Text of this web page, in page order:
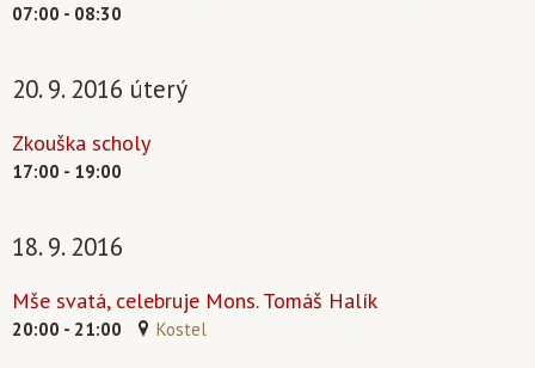
07:00 - 08:30
20. 9. 2016 úterý
Zkouška scholy
17:00 - 19:00
18. 9. 2016
Mše svatá, celebruje Mons. Tomáš Halík
20:00 - 21:00 Kostel